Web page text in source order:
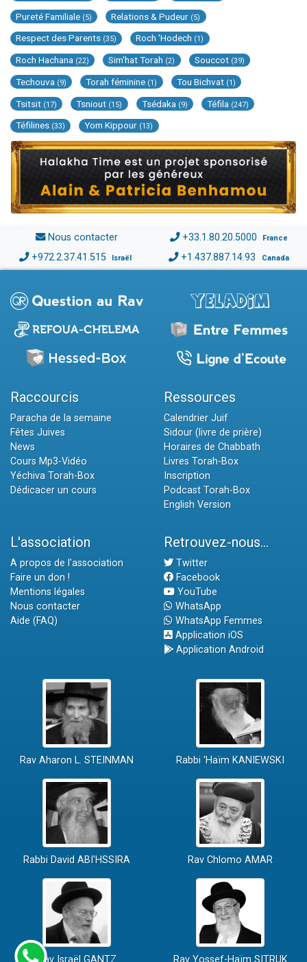
Pureté Familiale (5) Relations & Pudeur (5)
Respect des Parents (35) Roch 'Hodech (1)
Roch Hachana (22) Sim'hat Torah (2) Souccot (39)
Techouva (9) Torah féminine (1) Tou Bichvat (1)
Tsitsit (17) Tsniout (15) Tsédaka (9) Téfila (247)
Téfilines (33) Yom Kippour (13)
Nous contacter +33.1.80.20.5000 France
+972.2.37.41.515 Israël +1.437.887.14.93 Canada
Raccourcis
Paracha de la semaine
Fêtes Juives
News
Cours Mp3-Vidéo
Yéchiva Torah-Box
Dédicacer un cours
Ressources
Calendrier Juif
Sidour (livre de prière)
Horaires de Chabbath
Livres Torah-Box
Inscription
Podcast Torah-Box
English Version
L'association
A propos de l'association
Faire un don !
Mentions légales
Nous contacter
Aide (FAQ)
Retrouvez-nous...
Twitter
Facebook
YouTube
WhatsApp
WhatsApp Femmes
Application iOS
Application Android
Rav Aharon L. STEINMAN Rabbi 'Haïm KANIEWSKI
Rabbi David ABI'HSSIRA Rav Chlomo AMAR